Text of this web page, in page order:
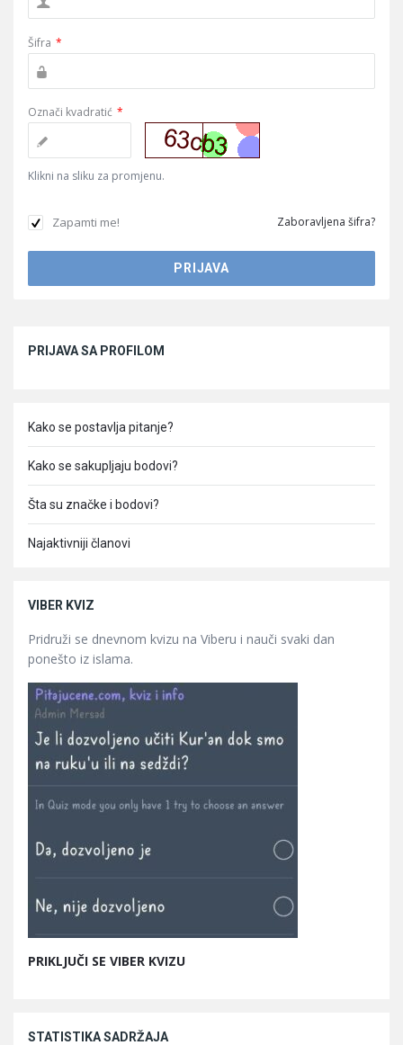
Šifra *
Označi kvadratić *
Klikni na sliku za promjenu.
Zapamti me! Zaboravljena šifra?
PRIJAVA SA PROFILOM
Kako se postavlja pitanje?
Kako se sakupljaju bodovi?
Šta su značke i bodovi?
Najaktivniji članovi
VIBER KVIZ
Pridruži se dnevnom kvizu na Viberu i nauči svaki dan
ponešto iz islama.
PRIKLJUČI SE VIBER KVIZU
STATISTIKA SADRŽAJA